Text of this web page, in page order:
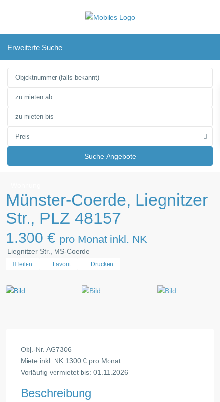
Erweiterte Suche
Preis
Suche Angebote
Münster-Coerde, Liegnitzer
Str., PLZ 48157
1.300 € pro Monat inkl. NK
Liegnitzer Str., MS-Coerde
Teilen Favorit Drucken
Obj.-Nr. AG7306
Miete inkl. NK 1300 € pro Monat
Vorläufig vermietet bis: 01.11.2026
Beschreibung